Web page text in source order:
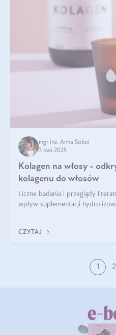
mgr inż. Anna Sobol
3 kwi 2025
Kolagen na włosy -
kolagenu do włosów
Liczne badania i przeglądy
wpływ suplementacji
CZYTAJ
1 2